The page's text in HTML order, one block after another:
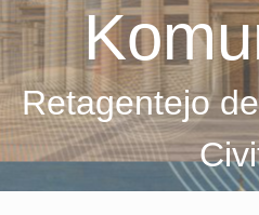
Retagentejo